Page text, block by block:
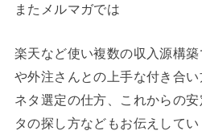
またメルマガでは
楽天など使い複数の収入源構
や外注さんとの上手な付き合
ネタ選定の仕方、これからの
タの探し方などもお伝えしてい